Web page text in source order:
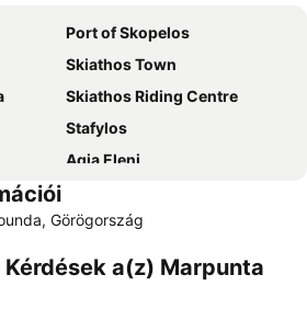
Port of Skopelos
Skiathos Town
Skiathos Riding Centre
Stafylos
Agia Eleni
Görögország
a(z) Marpunta